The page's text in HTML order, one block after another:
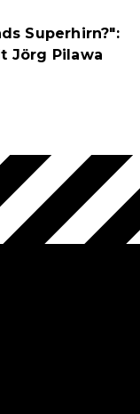
Superhirn?":
Jörg Pilawa